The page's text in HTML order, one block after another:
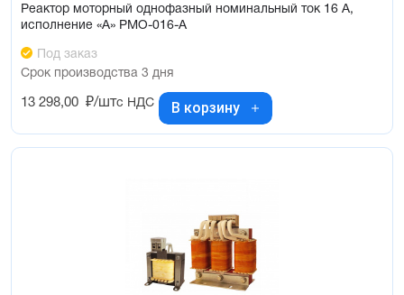
Реактор моторный однофазный номинальный ток 16 А,
исполнение «А» РМО-016-А
Под заказ
Срок производства 3 дня
13 298,00 ₽/штс НДС В корзину